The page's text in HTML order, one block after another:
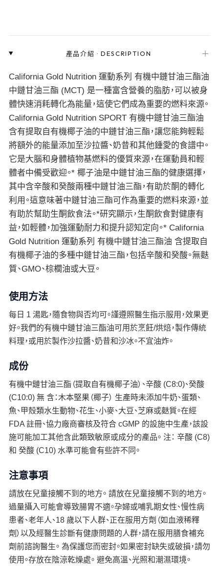
產品介紹 ·DESCRIPTION ＋
California Gold Nutrition 運動系列 有機中鏈甘油三酯油
中鏈甘油三酯 (MCT) 是一種富含營養的脂肪，可以被身
體快速消耗轉化為能量，這使它們成為重要的燃料來源。
California Gold Nutrition SPORT 有機中鏈甘油三酯油
含有提取自有機椰子油的中鏈甘油三酯，讓您能夠輕鬆
將額外的能量添加至沙拉醬、奶昔和其他鍾愛的食譜中。
它是大腦和身體植物基燃料的優質來源，在運動員和輕
體者中備受歡迎。* 椰子油是中鏈甘油三酯的健康選擇，
其中含辛酸和癸酸兩種中鏈甘油三酯，有助於酮的轉化
利用。這意味著中鏈甘油三酯可作為重要的燃料來源，並
有助於幫助生酮飲食法。*研究顯示，生酮飲食對健康有
益，如輕體，加強運動耐力和提升認知定向。* California
Gold Nutrition 運動系列 有機中鏈甘油三酯油 含提取自
有機椰子油的多種中鏈甘油三酯，包括辛酸和癸酸。無麩
質、GMO、棕櫚油或大豆。
使用方法
每日 1 湯匙，隨食物與否均可。謹遵照醫生指示服用，效果更
好。我們的有機中鏈甘油三酯油可用於烹飪/烘焙，製作傳統
料理，或用於製作沙拉醬、奶昔和沙冰。不宜油炸。
成份
有機中鏈甘油三酯（提取自有機椰子油）、辛酸 (C8:0)、癸酸
(C10:0) 無 含：木本堅果（椰子） 生產時未添加牛奶、蛋類、
魚、甲殼類水生動物、花生、小麥、大豆、芝麻或麩質。在經
FDA 註冊、協力廠商審核及符合 cGMP 的設施中生產，該設
施可能加工其他含此類致敏原或成分的產品。 注： 辛酸 (C8)
和 癸酸 (C10) 水準可能會有些許不同。
注意事項
請放在兒童接觸不到的地方。 請放在兒童接觸不到的地方。
過量攝入可能會導致腸胃不適。孕婦或哺乳期女性、慢性病
患者、老年人、18 歲以下人群、正在服用方劑（如血液稀釋
劑）以及經醫生診斷有健康問題的人群，請在服用膳食補充
劑前諮詢醫生。 為保護您而密封。如果密封缺失或破損，請勿
使用。存放在陰涼乾燥處。 避免高溫、光照和潮濕環境。